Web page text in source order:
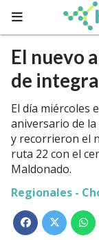
El nuevo
de
El día miércoles
aniversario de
y recorrieron el
ruta 22 con el
Maldonado.
Regionales -